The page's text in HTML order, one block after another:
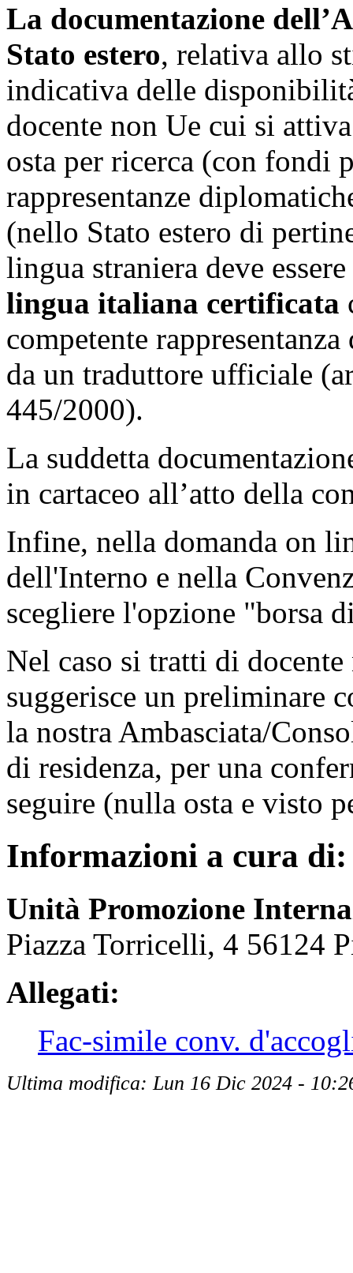
La documentazione
Stato estero, relativa allo
indicativa delle
docente non Ue cui si
osta per ricerca (con fondi
rappresentanze
(nello Stato estero di
lingua straniera deve
lingua italiana certificata
competente
da un traduttore ufficiale
445/2000).
La suddetta
in cartaceo all’atto della
Infine, nella domanda on
dell'Interno e nella
scegliere l'opzione "borsa
Nel caso si tratti di
suggerisce un preliminare
la nostra Ambasciata/
di residenza, per una
seguire (nulla osta e visto
Informazioni a cura di:
Unità Promozione
Piazza Torricelli, 4 56124
Allegati:
Fac-simile conv.
Ultima modifica: Lun 16 Dic 2024 -